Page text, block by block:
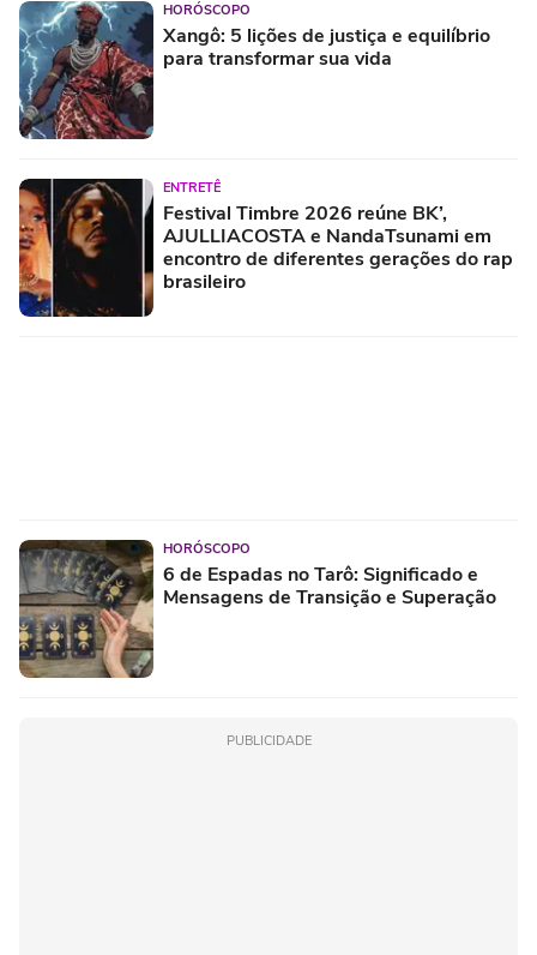
HORÓSCOPO
Xangô: 5 lições de justiça e equilíbrio
para transformar sua vida
ENTRETÊ
Festival Timbre 2026 reúne BK’,
AJULLIACOSTA e NandaTsunami em
encontro de diferentes gerações do rap
brasileiro
HORÓSCOPO
6 de Espadas no Tarô: Significado e
Mensagens de Transição e Superação
PUBLICIDADE